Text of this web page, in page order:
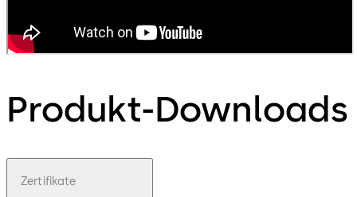
Produkt-Downloads
Zertifikate